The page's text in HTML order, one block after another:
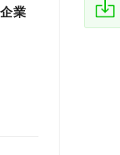
業